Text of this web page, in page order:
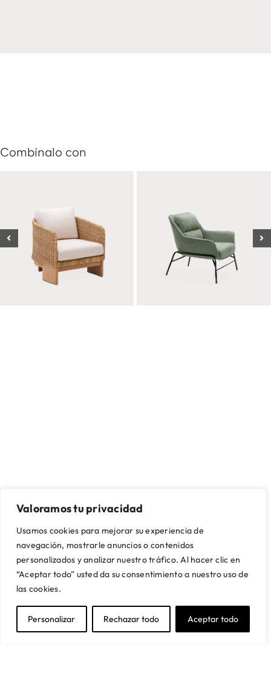
Valoramos tu privacidad
Usamos cookies para mejorar su experiencia de
navegación, mostrarle anuncios o contenidos
personalizados y analizar nuestro tráfico. Al hacer clic en
“Aceptar todo” usted da su consentimiento a nuestro uso de
las cookies.
Personalizar Rechazar todo Aceptar todo
Combínalo con
SOBRE NOSOTROS
Quienes somos
Nuestras tiendas
Artikalia Pro
Servicio de Proyectos
CONTACTO Y ASISTENCIA
Mi cuenta
Contacto
Envío y montaje
Financiación
SUSCRÍBETE A NUESTRA NEWSLETTER
Y obtén un 5% de descuento en tu primera compra